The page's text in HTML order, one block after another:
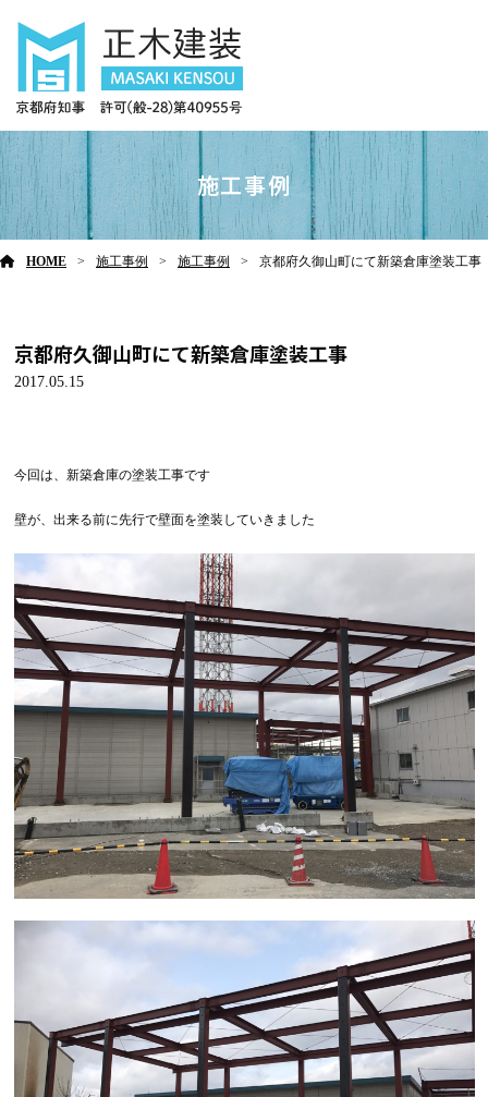
施工事例
HOME 施工事例 施工事例 京都府久御山町にて新築倉庫塗装工事
京都府久御山町にて新築倉庫塗装工事
2017.05.15
今回は、新築倉庫の塗装工事です
壁が、出来る前に先行で壁面を塗装していきました